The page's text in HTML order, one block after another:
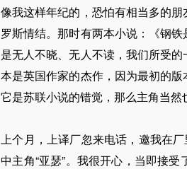
像我这样年纪的，恐怕有相当多的
罗斯情结。那时有两本小说：《钢
是无人不晓、无人不读，我们所受
本是英国作家的杰作，因为最初的
它是苏联小说的错觉，那么主角当然
上个月，上译厂忽来电话，邀我在
中主角“亚瑟”。我很开心，当即接